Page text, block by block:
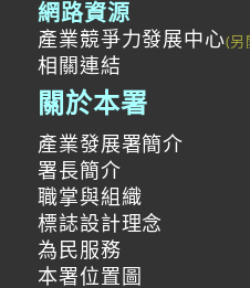
網路資源
產業競爭力發展中心
相關連結
關於本署
產業發展署簡介
署長簡介
職掌與組織
標誌設計理念
為民服務
本署位置圖